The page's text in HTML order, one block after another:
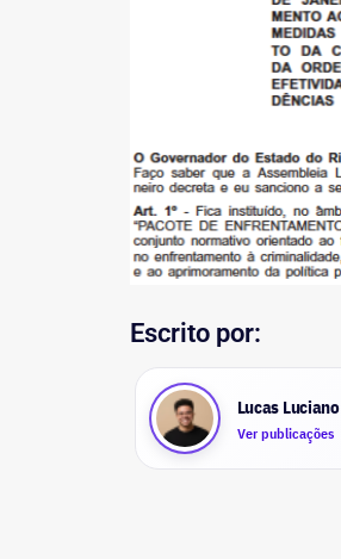
Escrito por:
Lucas Luciano
Ver publicações